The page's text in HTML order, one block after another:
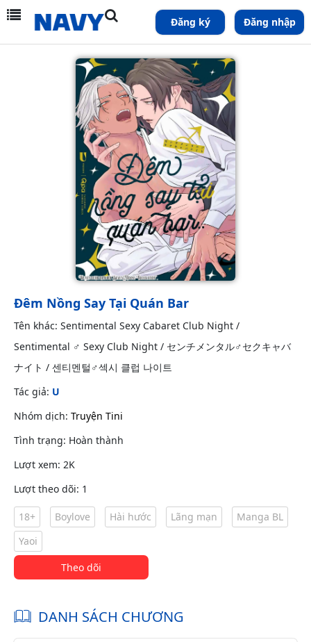
Đăng ký Đăng nhập
Đêm Nồng Say Tại Quán Bar
Tên khác: Sentimental Sexy Cabaret Club Night /
Sentimental ♂ Sexy Club Night / センチメンタル♂セクキャバ
ナイト / 센티멘털♂섹시 클럽 나이트
Tác giả: U
Nhóm dịch: Truyện Tini
Tình trạng: Hoàn thành
Lượt xem: 2K
Lượt theo dõi: 1
18+ Boylove Hài hước Lãng mạn
Manga BL
Yaoi
Theo dõi
DANH SÁCH CHƯƠNG